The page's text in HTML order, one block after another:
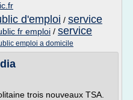
d'emploi / service
fr emploi / service
emploi a domicile
trois nouveaux TSA.